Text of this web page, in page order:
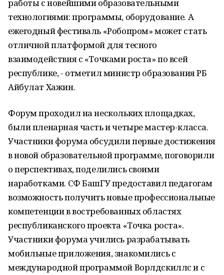
работы с новейшими образовательными
технологиями: программы, оборудование. А
ежегодный фестиваль «Робопром» может стать
отличной платформой для тесного
взаимодействия с «Точками роста» по всей
республике, - отметил министр образования РБ
Айбулат Хажин.
Форум проходил на нескольких площадках,
были пленарная часть и четыре мастер-класса.
Участники форума обсудили первые достижения
в новой образовательной программе, поговорили
о перспективах, поделились своими
наработками. СФ БашГУ предоставил педагогам
возможность получить новые профессиональные
компетенции в востребованных областях
республиканского проекта «Точка роста».
Участники форума учились разрабатывать
мобильные приложения, знакомились с
международной программой Ворлдскиллс и с